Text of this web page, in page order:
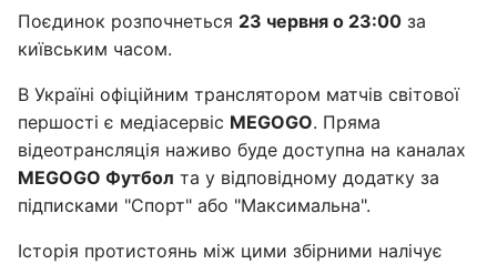
Поєдинок розпочнеться 23 червня о 23:00 за
київським часом.
В Україні офіційним транслятором матчів світової
першості є медіасервіс MEGOGO. Пряма
відеотрансляція наживо буде доступна на каналах
MEGOGO Футбол та у відповідному додатку за
підписками "Спорт" або "Максимальна".
Історія протистоянь між цими збірними налічує